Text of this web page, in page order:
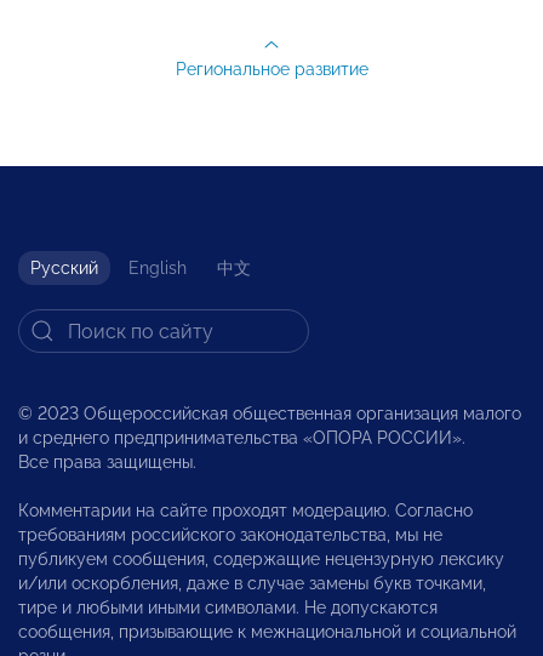
Региональное развитие
Русский English 中文
© 2023 Общероссийская общественная организация малого
и среднего предпринимательства «ОПОРА РОССИИ».
Все права защищены.
Комментарии на сайте проходят модерацию. Согласно
требованиям российского законодательства, мы не
публикуем сообщения, содержащие нецензурную лексику
и/или оскорбления, даже в случае замены букв точками,
тире и любыми иными символами. Не допускаются
сообщения, призывающие к межнациональной и социальной